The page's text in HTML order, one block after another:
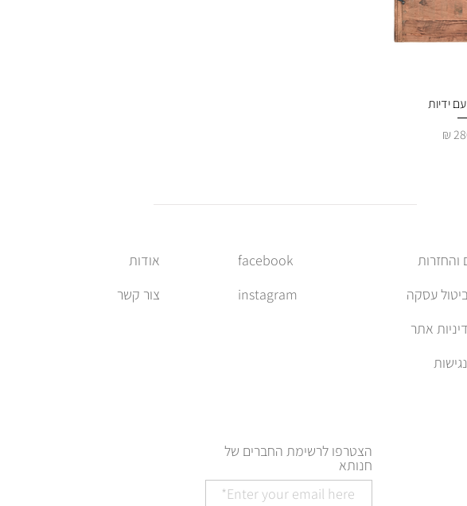
מהירה
ידיות
אודות
צור קשר
facebook
instagram
עסקה
אתר
הצטרפו לרשימת החברים של
חנותא